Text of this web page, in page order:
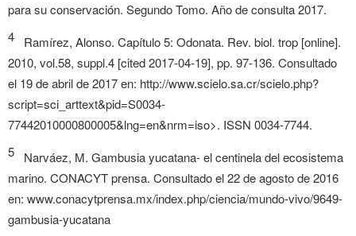
para su conservación. Segundo Tomo. Año de consulta 2017.
4
Ramírez, Alonso. Capítulo 5: Odonata. Rev. biol. trop [online].
2010, vol.58, suppl.4 [cited 2017-04-19], pp. 97-136. Consultado
el 19 de abril de 2017 en: http://www.scielo.sa.cr/scielo.php?
script=sci_arttext&pid=S0034-
77442010000800005&lng=en&nrm=iso>. ISSN 0034-7744.
5
Narváez, M. Gambusia yucatana- el centinela del ecosistema
marino. CONACYT prensa. Consultado el 22 de agosto de 2016
en: www.conacytprensa.mx/index.php/ciencia/mundo-vivo/9649-
gambusia-yucatana